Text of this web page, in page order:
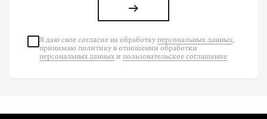
Я даю свое согласие на обработку персональных данных,
принимаю политику в отношении обработки
персональных данных и пользовательское соглашение